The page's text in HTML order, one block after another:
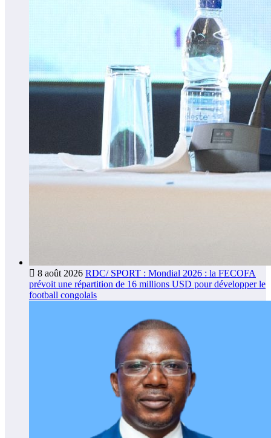
8 août 2026 RDC/ SPORT : Mondial 2026 : la FECOFA
prévoit une répartition de 16 millions USD pour développer le
football congolais